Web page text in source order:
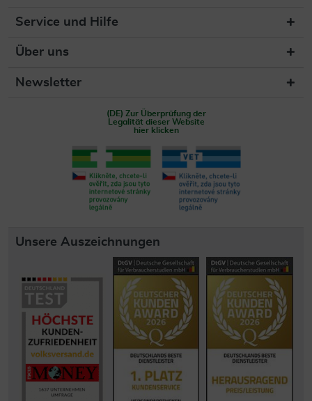
Service und Hilfe
Über uns
Newsletter
(DE) Zur Überprüfung der
Legalität dieser Website
hier klicken
Unsere Auszeichnungen